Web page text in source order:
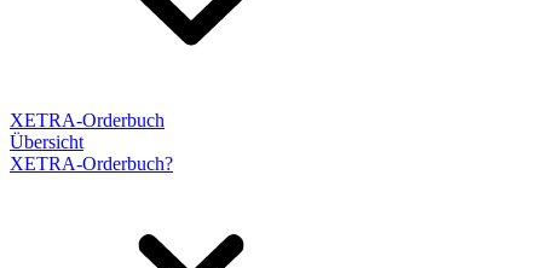
XETRA-Orderbuch
Übersicht
XETRA-Orderbuch?